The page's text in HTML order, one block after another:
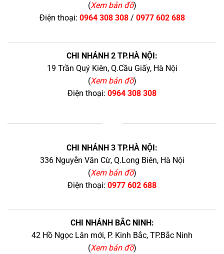
(Xem bản đồ)
Điện thoại: 0964 308 308/ 0977 602 688
CHI NHÁNH 2 TP.HÀ NỘI:
19 Trần Quý Kiên, Q.Cầu Giấy, Hà Nội
(Xem bản đồ)
Điện thoại: 0964 308 308
CHI NHÁNH 3 TP.HÀ NỘI:
336 Nguyễn Văn Cừ, Q.Long Biên, Hà Nội
(Xem bản đồ)
Điện thoại: 0977 602 688
CHI NHÁNH BẮC NINH:
42 Hồ Ngọc Lân mới, P. Kinh Bắc, TP.Bắc Ninh
(Xem bản đồ)